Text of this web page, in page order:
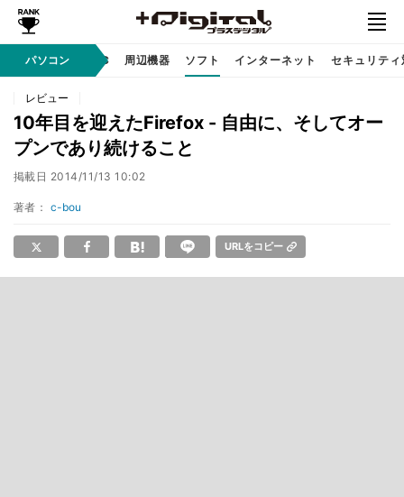
パソコン
クノロジ AI PC 周辺機器 ソフト インターネット セキュリティ
レビュー
10年目を迎えたFirefox - 自由に、そしてオー
プンであり続けること
掲載日 2014/11/13 10:02
著者： c-bou
URLをコピー